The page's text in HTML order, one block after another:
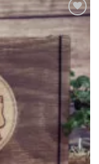
in lista
de
dorinte